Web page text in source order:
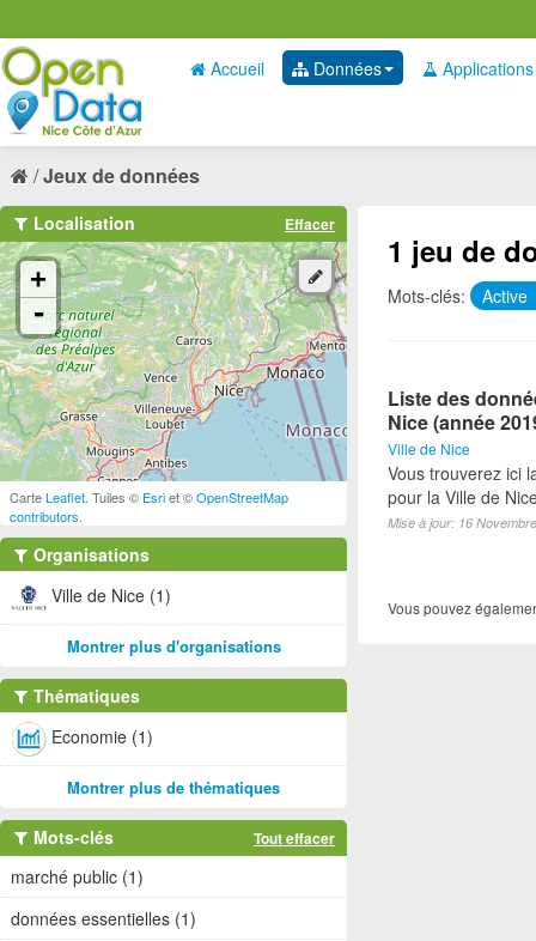
Accueil Données Applications
Jeux de données
1 jeu de
Mots-clés: Active
Liste des
Nice (année
Ville de Nice
Vous trouverez ici
pour la Ville de
Mise à jour: 16
Vous pouvez
Localisation Effacer
+
-
CarteLeaflet . Tuiles © Esriet ©OpenStreetMap
contributors
Organisations
Ville de Nice (1)
Montrer plus d'organisations
Thématiques
Economie (1)
Montrer plus de thématiques
Mots-clés Tout effacer
marché public (1)
données essentielles (1)